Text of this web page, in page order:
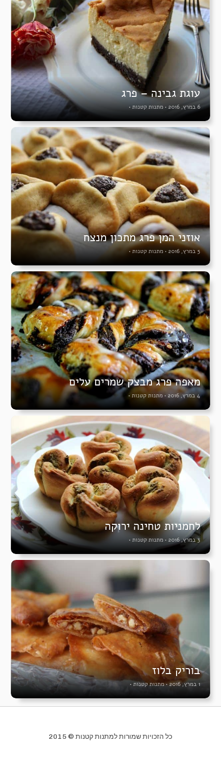
עוגת גבינה – פרג
6 במרץ, 2016 • מתנות קטנות•
אוזני המן פרג מתכון מנצח
5 במרץ, 2016 • מתנות קטנות•
מאפה פרג מבצק שמרים עלים
4 במרץ, 2016 •מתנות קטנות •
לחמניות טחינה ירוקה
3 במרץ, 2016 • מתנות קטנות •
בוריק בלוז
1 במרץ, 2016 •מתנות קטנות •
כל הזכויות שמורות למתנות קטנות © 2015